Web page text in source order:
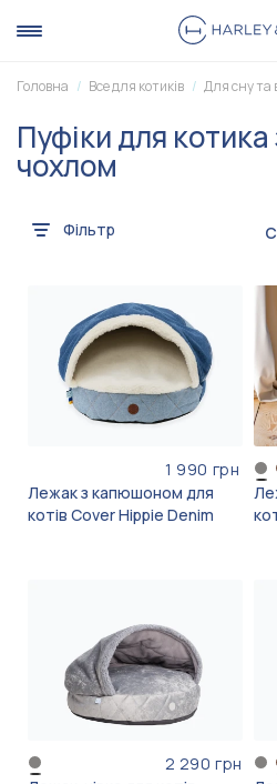
Головна Все для котиків Для сну та
Пуфіки для котика
чохлом
Фільтр
1 990 грн
Лежак з капюшоном для
котів Cover Hippie Denim
2 290 грн